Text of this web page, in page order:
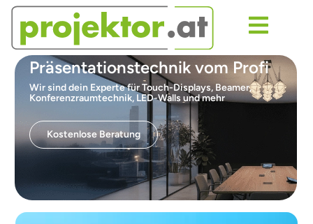
Präsentationstechnik vom Profi
Wir sind dein Experte für Touch-Displays, Beamer,
Konferenzraumtechnik, LED-Walls und mehr
Kostenlose Beratung